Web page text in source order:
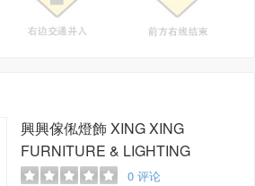
興興傢俬燈飾XING XING
FURNITURE & LIGHTING
0评论